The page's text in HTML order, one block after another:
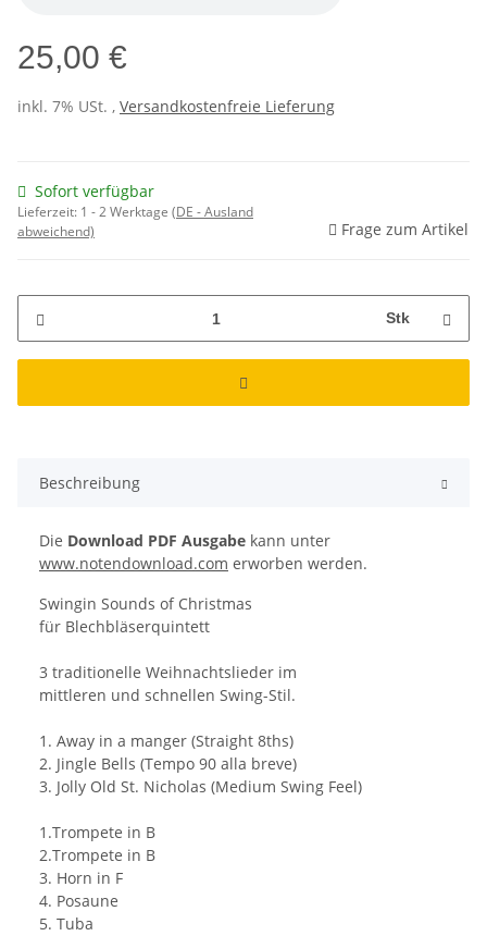
25,00 €
inkl. 7% USt. , Versandkostenfreie Lieferung
Sofort verfügbar
Lieferzeit: 1 - 2 Werktage (DE - Ausland
abweichend)
Frage zum Artikel
Stk
Beschreibung
Die Download PDF Ausgabe kann unter
www.notendownload.com erworben werden.
Swingin Sounds of Christmas
für Blechbläserquintett
3 traditionelle Weihnachtslieder im
mittleren und schnellen Swing-Stil.
1. Away in a manger (Straight 8ths)
2. Jingle Bells (Tempo 90 alla breve)
3. Jolly Old St. Nicholas (Medium Swing Feel)
1.Trompete in B
2.Trompete in B
3. Horn in F
4. Posaune
5. Tuba